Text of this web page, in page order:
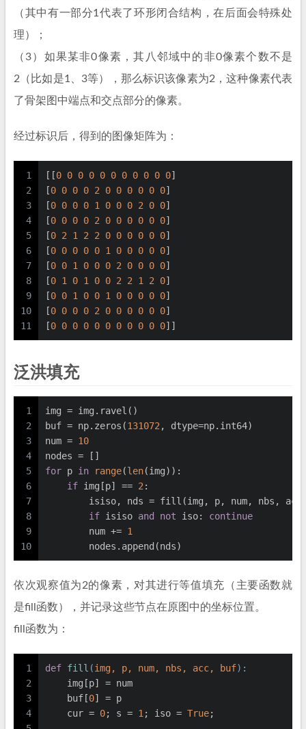
（其中有一部分1代表了环形闭合结构，在后面会特殊处
理）；
（3）如果某非0像素，其八邻域中的非0像素个数不是
2（比如是1、3等），那么标识该像素为2，这种像素代表
了骨架图中端点和交点部分的像素。
经过标识后，得到的图像矩阵为：
1
2
3
4
5
6
7
8
9
10
11
[[0 0 0 0 0 0 0 0 0 0 0]
[0 0 0 0 2 0 0 0 0 0 0]
[0 0 0 0 1 0 0 0 2 0 0]
[0 0 0 0 2 0 0 0 0 0 0]
[0 2 1 2 2 0 0 0 0 0 0]
[0 0 0 0 0 1 0 0 0 0 0]
[0 0 1 0 0 0 2 0 0 0 0]
[0 1 0 1 0 0 2 2 1 2 0]
[0 0 1 0 0 1 0 0 0 0 0]
[0 0 0 0 2 0 0 0 0 0 0]
[0 0 0 0 0 0 0 0 0 0 0]]
泛洪填充
1
2
3
4
5
6
7
8
9
10
img = img.ravel()
buf = np.zeros(131072 , dtype=np.int64)
num = 10
nodes = []
for p in range(len(img)):
if img[p] == 2 :
isiso, nds = fill(img, p, num, nbs,
if isiso and not iso: continue
        num +=
1
        nodes.append(nds)
依次观察值为2的像素，对其进行等值填充（主要函数就
是fill函数），并记录这些节点在原图中的坐标位置。
fill函数为：
1
2
3
4
def fill (img, p, num, nbs, acc, buf):
    img[p] = num
    buf[
0] = p
    cur =
0; s = 1 ; iso = True;